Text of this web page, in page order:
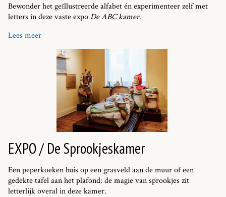
Bewonder het geïllustreerde alfabet én experimenteer zelf met
letters in deze vaste expoDe ABC kamer.
Lees meer
EXPO / De Sprookjeskamer
Een peperkoeken huis op een grasveld aan de muur of een
gedekte tafel aan het plafond: de magie van sprookjes zit
letterlijk overal in deze kamer.